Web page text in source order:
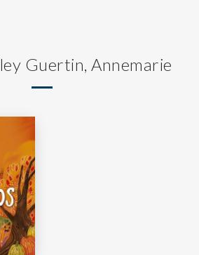
Guertin, Annemarie